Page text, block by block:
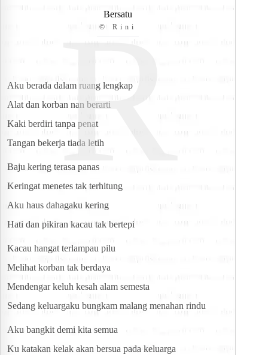
R
Bersatu
© Rini
Aku berada dalam ruang lengkap
Alat dan korban nan berarti
Kaki berdiri tanpa penat
Tangan bekerja tiada letih
Baju kering terasa panas
Keringat menetes tak terhitung
Aku haus dahagaku kering
Hati dan pikiran kacau tak bertepi
Kacau hangat terlampau pilu
Melihat korban tak berdaya
Mendengar keluh kesah alam semesta
Sedang keluargaku bungkam malang menahan rindu
Aku bangkit demi kita semua
Ku katakan kelak akan bersua pada keluarga